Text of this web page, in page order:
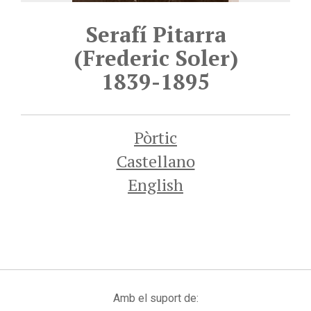
Serafí Pitarra
(Frederic Soler)
1839-1895
Pòrtic
Castellano
English
Amb el suport de: